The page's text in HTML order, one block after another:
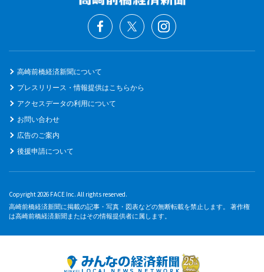
高崎前橋経済新聞について
プレスリリース・情報提供はこちらから
アクセスデータの利用について
お問い合わせ
広告のご案内
後援申請について
Copyright 2026 FACE Inc. All rights reserved.
高崎前橋経済新聞に掲載の記事・写真・図表などの無断転載を禁止します。 著作権
は高崎前橋経済新聞またはその情報提供者に属します。